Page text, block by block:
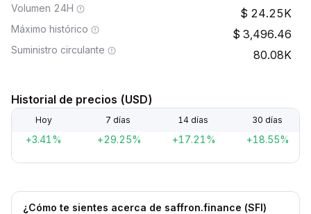
Volumen 24H 24.25K
Máximo histórico 3,496.46
Suministro circulante 80.08K
Historial de precios (USD)
Hoy 7 días 14 días 30 días
+3.41% +29.25% +17.21% +18.55%
¿Cómo te sientes acerca de saffron.finance (SFI)